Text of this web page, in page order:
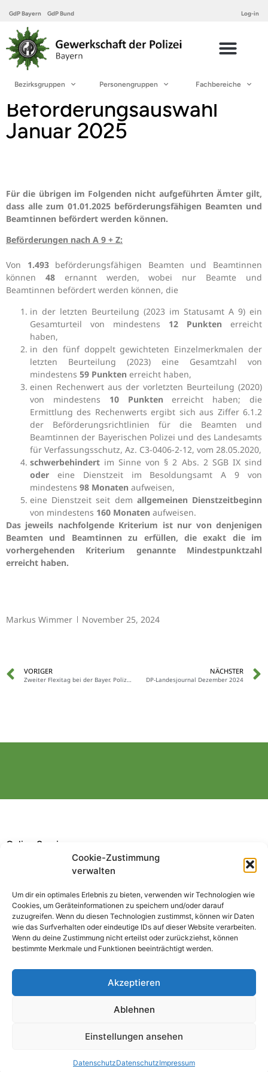
Cookie-Zustimmung
verwalten
Um dir ein optimales Erlebnis zu bieten, verwenden wir Technologien wie
Cookies, um Geräteinformationen zu speichern und/oder darauf
zuzugreifen. Wenn du diesen Technologien zustimmst, können wir Daten
wie das Surfverhalten oder eindeutige IDs auf dieser Website verarbeiten.
Wenn du deine Zustimmung nicht erteilst oder zurückziehst, können
bestimmte Merkmale und Funktionen beeinträchtigt werden.
Akzeptieren
Ablehnen
Einstellungen ansehen
DatenschutzDatenschutzImpressum
GdP Bayern GdP Bund Log-in
Bezirksgruppen Personengruppen Fachbereiche
Beförderungsauswahl
Januar 2025
Für die übrigen im Folgenden nicht aufgeführten Ämter gilt,
dass alle zum 01.01.2025 beförderungsfähigen Beamten und
Beamtinnen befördert werden können.
Beförderungen nach A 9 + Z:
Von 1.493beförderungsfähigen Beamten und Beamtinnen
können 48ernannt werden, wobei nur Beamte und
Beamtinnen befördert werden können, die
in der letzten Beurteilung (2023 im Statusamt A 9) ein
Gesamturteil von mindestens 12 Punkten erreicht
haben,
in den fünf doppelt gewichteten Einzelmerkmalen der
letzten Beurteilung (2023) eine Gesamtzahl von
mindestens 59 Punkten erreicht haben,
einen Rechenwert aus der vorletzten Beurteilung (2020)
von mindestens 10 Punkten erreicht haben; die
Ermittlung des Rechenwerts ergibt sich aus Ziffer 6.1.2
der Beförderungsrichtlinien für die Beamten und
Beamtinnen der Bayerischen Polizei und des Landesamts
für Verfassungsschutz, Az. C3-0406-2-12, vom 28.05.2020,
schwerbehindert im Sinne von § 2 Abs. 2 SGB IX sind
oder eine Dienstzeit im Besoldungsamt A 9 von
mindestens 98 Monaten aufweisen,
eine Dienstzeit seit dem allgemeinen Dienstzeitbeginn
von mindestens 160 Monaten aufweisen.
Das jeweils nachfolgende Kriterium ist nur von denjenigen
Beamten und Beamtinnen zu erfüllen, die exakt die im
vorhergehenden Kriterium genannte Mindestpunktzahl
erreicht haben.
Markus Wimmer November 25, 2024
VORIGER
Zweiter Flexitag bei der Bayer. Polizei ab sofort möglich!
NÄCHSTER
DP-Landesjournal Dezember 2024
Online Service
Downloads GdP App Pers. Daten